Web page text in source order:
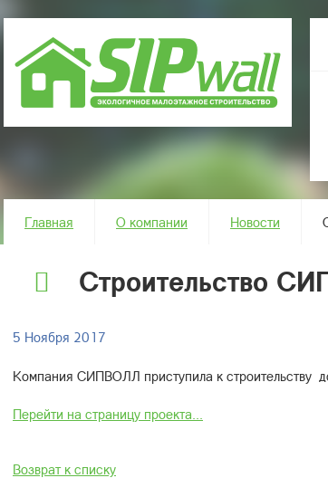
Главная О компании Новости
Строительство
5 Ноября 2017
Компания СИПВОЛЛ приступила к строительству
Перейти на страницу проекта...
Возврат к списку